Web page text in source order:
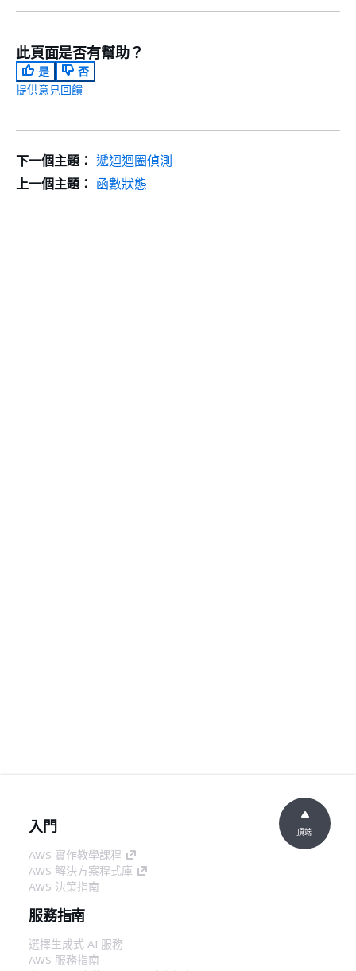
此頁面是否有幫助？
是
否
提供意見回饋
下一個主題： 遞迴迴圈偵測
上一個主題： 函數狀態
入門
AWS 實作教學課程
AWS 解決方案程式庫
AWS 決策指南
服務指南
選擇生成式 AI 服務
AWS 服務指南
頂端